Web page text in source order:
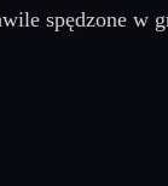
spędzone w